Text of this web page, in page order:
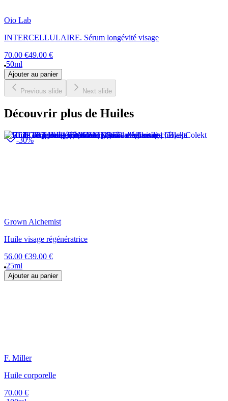
Oio Lab
INTERCELLULAIRE. Sérum longévité visage
70.00 €49.00 €
50ml
Ajouter au panier
Previous slide Next slide
Découvrir plus de Huiles
-30%
Grown Alchemist
Huile visage régénératrice
56.00 €39.00 €
25ml
Ajouter au panier
F. Miller
Huile corporelle
70.00 €